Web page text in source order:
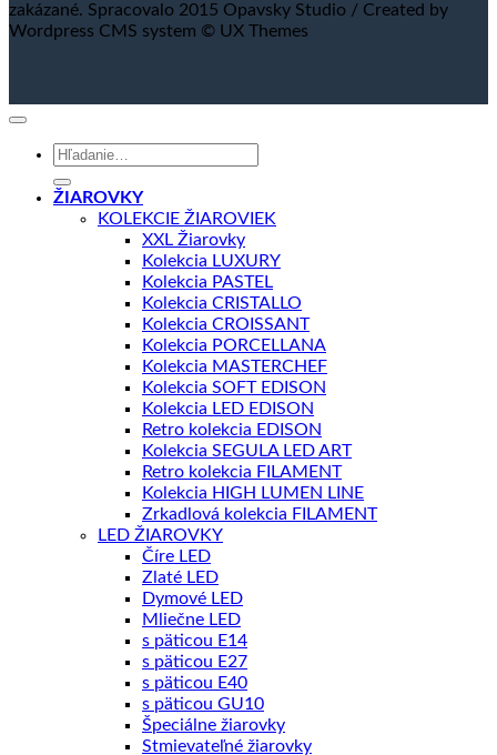
zakázané. Spracovalo 2015 Opavsky Studio / Created by
Wordpress CMS system © UX Themes
Hľadať:
ŽIAROVKY
KOLEKCIE ŽIAROVIEK
XXL Žiarovky
Kolekcia LUXURY
Kolekcia PASTEL
Kolekcia CRISTALLO
Kolekcia CROISSANT
Kolekcia PORCELLANA
Kolekcia MASTERCHEF
Kolekcia SOFT EDISON
Kolekcia LED EDISON
Retro kolekcia EDISON
Kolekcia SEGULA LED ART
Retro kolekcia FILAMENT
Kolekcia HIGH LUMEN LINE
Zrkadlová kolekcia FILAMENT
LED ŽIAROVKY
Číre LED
Zlaté LED
Dymové LED
Mliečne LED
s päticou E14
s päticou E27
s päticou E40
s päticou GU10
Špeciálne žiarovky
Stmievateľné žiarovky